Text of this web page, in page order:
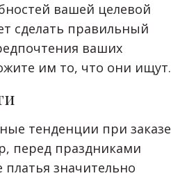
вашей целевой
сделать правильный
ваших
им то, что они ищут.
тенденции при заказе
перед праздниками
значительно